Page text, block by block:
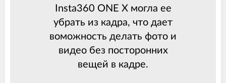
Insta360 ONE X могла ее
убрать из кадра, что дает
воможность делать фото и
видео без посторонних
вещей в кадре.